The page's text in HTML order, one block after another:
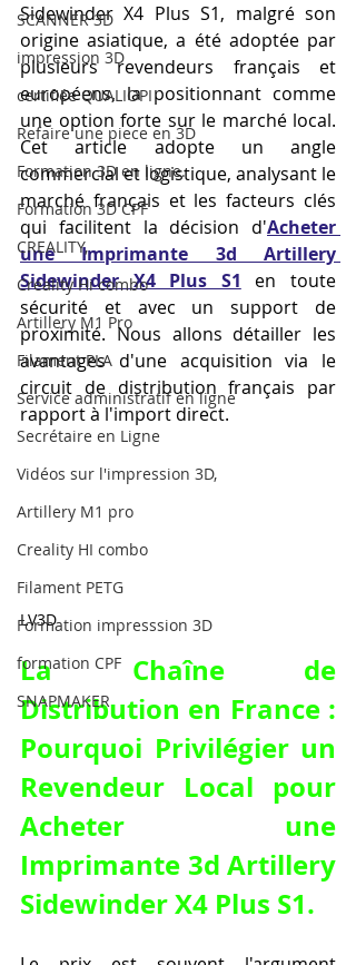
SCANNER 3D
impression 3D
certifiée QUALIOPI
Refaire une piece en 3D
Formation 3D en ligne.
Formation 3D CPF
CREALITY,
Creality Hi combo
Artillery M1 Pro
Filament PLA
Service administratif en ligne
Secrétaire en Ligne
Vidéos sur l'impression 3D,
Artillery M1 pro
Creality HI combo
Filament PETG
Formation impresssion 3D
formation CPF
SNAPMAKER
Sidewinder X4 Plus S1, malgré son
origine asiatique, a été adoptée par
plusieurs revendeurs français et
européens, la positionnant comme
une option forte sur le marché local.
Cet article adopte un angle
commercial et logistique, analysant le
marché français et les facteurs clés
qui facilitent la décision d'Acheter
une Imprimante 3d Artillery
Sidewinder X4 Plus S1 en toute
sécurité et avec un support de
proximité. Nous allons détailler les
avantages d'une acquisition via le
circuit de distribution français par
rapport à l'import direct.
LV3D
La Chaîne de
Distribution en France :
Pourquoi Privilégier un
Acheter une
Imprimante 3d Artillery
Sidewinder X4 Plus S1.